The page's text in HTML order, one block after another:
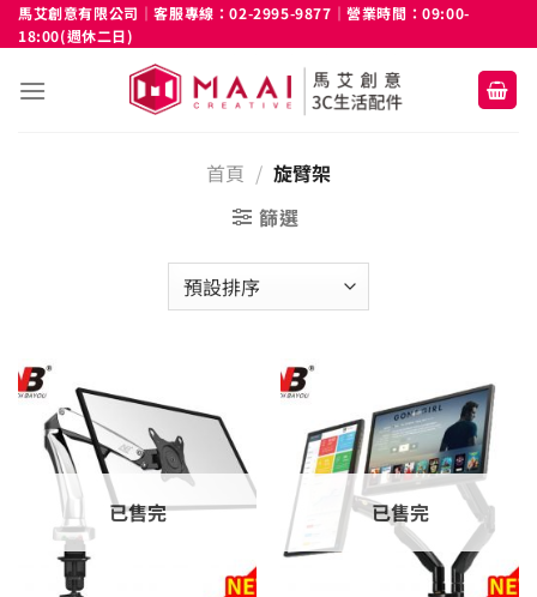
Skip
to
馬艾創意有限公司｜客服專線：02-2995-9877｜營業時間：09:00-
18:00(週休二日)
首頁 / 旋臂架
篩選
已售完 已售完